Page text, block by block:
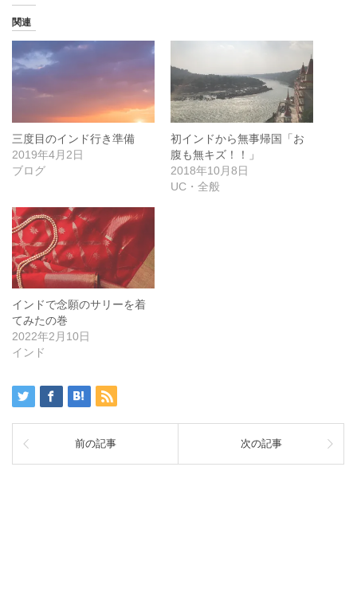
関連
三度目のインド行き準備
2019年4月2日
ブログ
初インドから無事帰国「お
腹も無キズ！！」
2018年10月8日
UC・全般
インドで念願のサリーを着
てみたの巻
2022年2月10日
インド
前の記事 次の記事